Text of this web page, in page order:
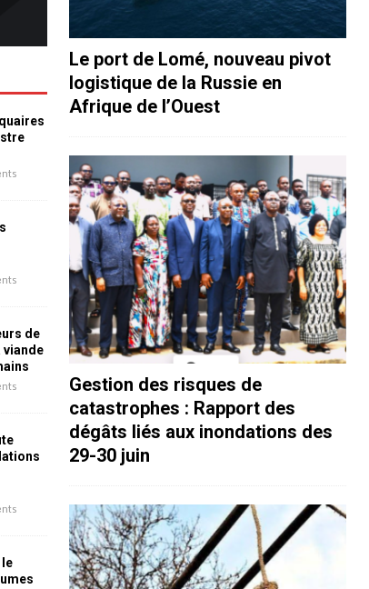
de
viande
le
Le port de Lomé, nouveau pivot
logistique de la Russie en
Afrique de l’Ouest
Gestion des risques de
catastrophes : Rapport des
dégâts liés aux inondations des
29-30 juin